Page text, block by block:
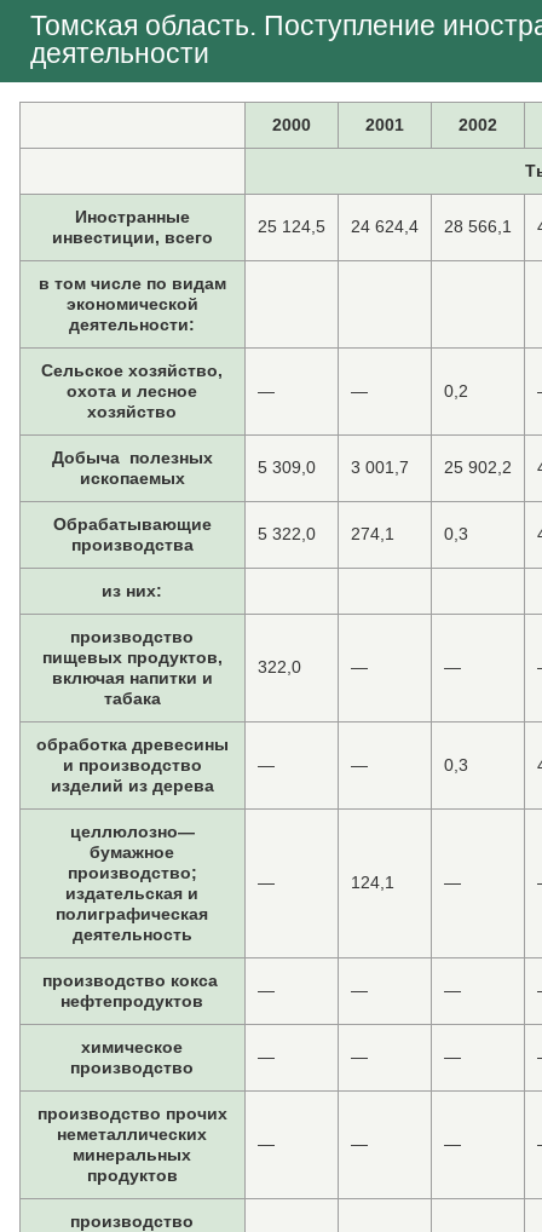
Томская область. Поступление
деятельности
2000 2001 2002
Иностранные
инвестиции, всего
25 124,5 24 624,4 28 566,1
в том числе по видам
экономической
деятельности:
Сельское хозяйство,
охота и лесное
хозяйство
— — 0,2
Добыча полезных
ископаемых
5 309,0 3 001,7 25 902,2
Обрабатывающие
производства
5 322,0 274,1 0,3
из них:
производство
пищевых продуктов,
включая напитки и
табака
322,0 — —
обработка древесины
и производство
изделий из дерева
— — 0,3
целлюлозно—
бумажное
производство;
издательская и
полиграфическая
деятельность
— 124,1 —
производство кокса
нефтепродуктов
— — —
химическое
производство
— — —
производство прочих
неметаллических
минеральных
продуктов
— — —
производство